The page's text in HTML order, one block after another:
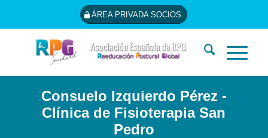
ÁREA PRIVADA SOCIOS
Consuelo Izquierdo Pérez -
Clínica de Fisioterapia San
Pedro